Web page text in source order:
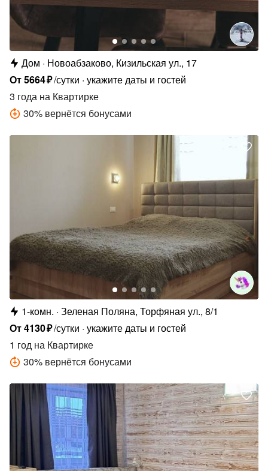
Дом
Новоабзаково, Кизильская ул., 17
От5664₽/сутки укажите даты и гостей
3 года на Квартирке
30% вернётся бонусами
1-комн. Зеленая Поляна, Торфяная ул., 8/1
От4130₽/сутки укажите даты и гостей
1 год на Квартирке
30% вернётся бонусами